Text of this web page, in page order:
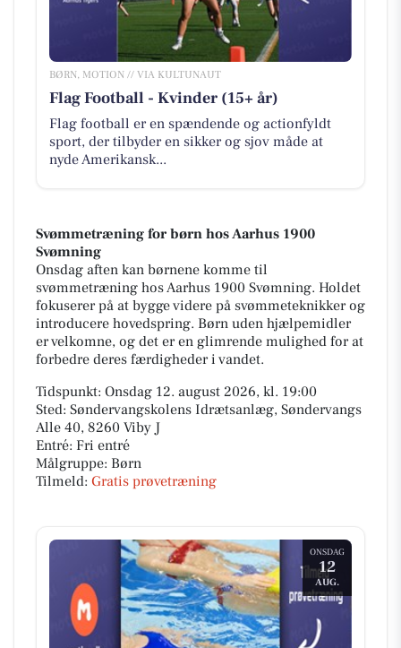
BØRN, MOTION // VIA KULTUNAUT
Flag Football - Kvinder (15+ år)
Flag football er en spændende og actionfyldt
sport, der tilbyder en sikker og sjov måde at
nyde Amerikansk...
Svømmetræning for børn hos Aarhus 1900
Svømning
Onsdag aften kan børnene komme til
svømmetræning hos Aarhus 1900 Svømning. Holdet
fokuserer på at bygge videre på svømmeteknikker og
introducere hovedspring. Børn uden hjælpemidler
er velkomne, og det er en glimrende mulighed for at
forbedre deres færdigheder i vandet.
Tidspunkt: Onsdag 12. august 2026, kl. 19:00
Sted: Søndervangskolens Idrætsanlæg, Søndervangs
Alle 40, 8260 Viby J
Entré: Fri entré
Målgruppe: Børn
Tilmeld: Gratis prøvetræning
ONSDAG
12
AUG.